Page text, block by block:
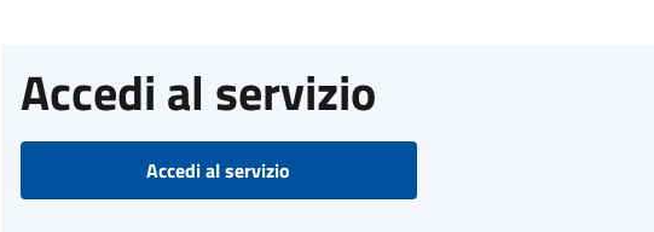
Accedi al servizio
Accedi al servizio